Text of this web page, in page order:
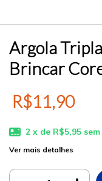
Argola
Brincar
R$11,90
2 x de R$5,95
Ver mais detalhes